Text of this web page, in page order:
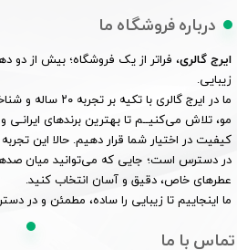
درباره فروشگاه ما
ایرج گالری، فراتر از یک فروشگاه؛ بیش از دو
زیبایی.
ما در ایرج گالری با
مو، تلاش می‌کنیــم تا بهترین برندهای ایرانـی
کیفیت در اختیار شما قرار دهیم. حالا این
در دسترس است؛ جایی که می‌توانید میان
عطرهای خاص، دقیق و آسان انتخاب کنید.
ما اینجاییم تا زیبایی را ساده، مطمئن و در
تماس با ما